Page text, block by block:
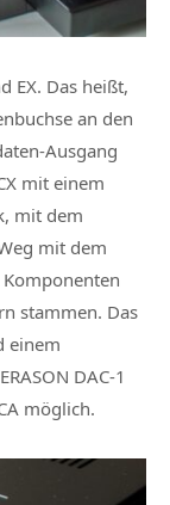
EX. Das heißt,
an den
Ausgang
mit einem
mit dem
mit dem
stammen. Das
einem
DAC-1
möglich.